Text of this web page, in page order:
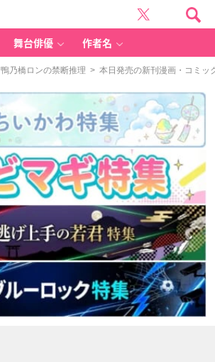
舞台俳優 作者名
鴨乃橋ロンの禁断推理 > 本日発売の新刊漫画・コミッ